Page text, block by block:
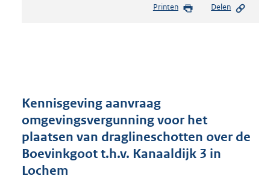
s
r
o
t
t
Printen Delen
Kennisgeving aanvraag
omgevingsvergunning voor het
plaatsen van draglineschotten over de
Boevinkgoot t.h.v. Kanaaldijk 3 in
Lochem